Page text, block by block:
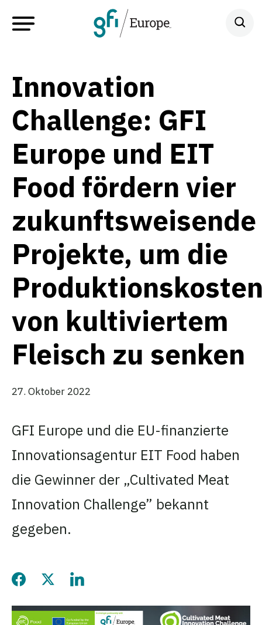
Innovation
Challenge: GFI
Europe und EIT
Food fördern vier
zukunftsweisende
Projekte, um die
von kultiviertem
Fleisch zu senken
27. Oktober 2022
GFI Europe und die EU-finanzierte
Innovationsagentur EIT Food haben
die Gewinner der „Cultivated Meat
Innovation Challenge” bekannt
gegeben.
Diese Seite auf Facebook
Diese Seite auf Twitter
Diese Seite auf